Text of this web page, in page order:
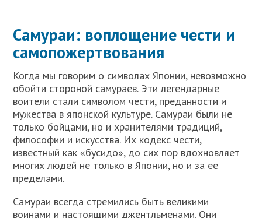
Самураи: воплощение чести и
самопожертвования
Когда мы говорим о символах Японии, невозможно
обойти стороной самураев. Эти легендарные
воители стали символом чести, преданности и
мужества в японской культуре. Самураи были не
только бойцами, но и хранителями традиций,
философии и искусства. Их кодекс чести,
известный как «бусидо», до сих пор вдохновляет
многих людей не только в Японии, но и за ее
пределами.
Самураи всегда стремились быть великими
воинами и настоящими джентльменами. Они